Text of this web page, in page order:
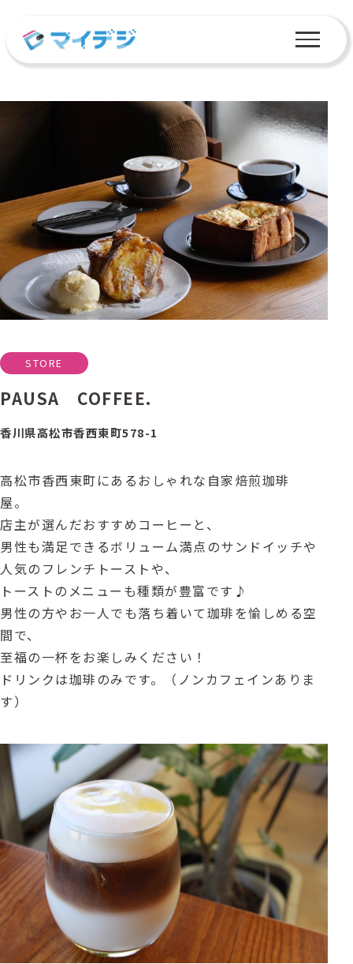
STORE
PAUSA COFFEE.
香川県高松市香西東町578-1
高松市香西東町にあるおしゃれな自家焙煎珈琲
屋。
店主が選んだおすすめコーヒーと、
男性も満足できるボリューム満点のサンドイッチや
人気のフレンチトーストや、
トーストのメニューも種類が豊富です♪
男性の方やお一人でも落ち着いて珈琲を愉しめる空
間で、
至福の一杯をお楽しみください！
ドリンクは珈琲のみです。（ノンカフェインありま
す）